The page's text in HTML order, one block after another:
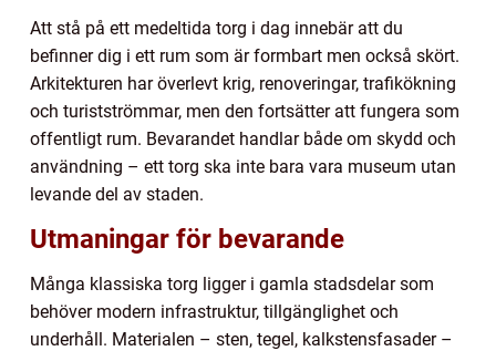
Att stå på ett medeltida torg i dag innebär att du
befinner dig i ett rum som är formbart men också skört.
Arkitekturen har överlevt krig, renoveringar, trafikökning
och turistströmmar, men den fortsätter att fungera som
offentligt rum. Bevarandet handlar både om skydd och
användning – ett torg ska inte bara vara museum utan
levande del av staden.
Utmaningar för bevarande
Många klassiska torg ligger i gamla stadsdelar som
behöver modern infrastruktur, tillgänglighet och
underhåll. Materialen – sten, tegel, kalkstensfasader –